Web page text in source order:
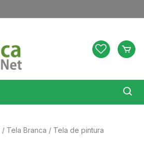
/ Tela Branca / Tela de pintura